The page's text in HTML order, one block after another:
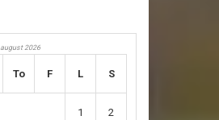
august 2026
To F L S
1 2